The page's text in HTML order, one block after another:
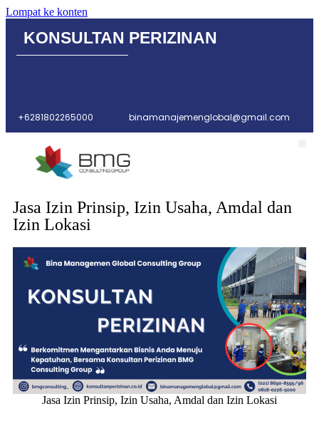
Lompat ke konten
KONSULTAN PERIZINAN
+6281802265000 binamanajemenglobal@gmail.com
Jasa Izin Prinsip, Izin Usaha, Amdal dan
Izin Lokasi
Jasa Izin Prinsip, Izin Usaha, Amdal dan Izin Lokasi